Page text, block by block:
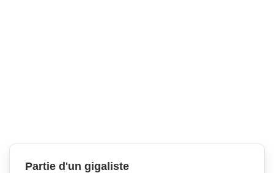
Partie d'un gigaliste